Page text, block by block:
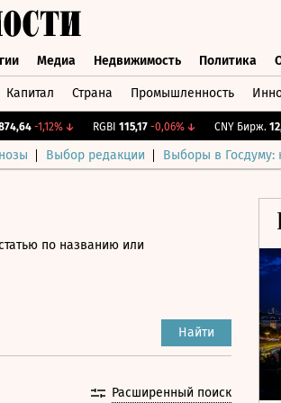
Медиа Недвижимость Политика
Капитал Страна Промышленность
-1,12%↓ RGBI 115,17 -0,06%↓ CNY Бирж. 12,239
Выбор редакции Выборы в Госдуму:
по названию или
Найти
Расширенный поиск